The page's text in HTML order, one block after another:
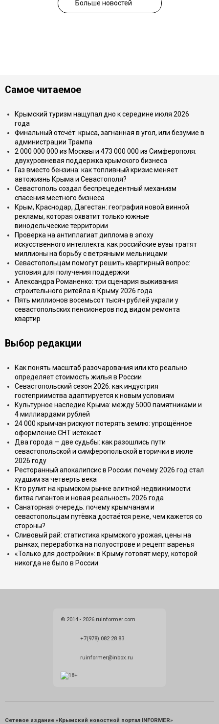
Больше новостей
Самое читаемое
Крымский туризм нащупал дно к середине июля 2026
года
Финальный отсчёт: крыса, загнанная в угол, или безумие в
администрации Трампа
2 000 000 000 из Москвы и 473 000 000 из Симферополя:
двухуровневая поддержка крымского бизнеса
Газ вместо бензина: как топливный кризис меняет
автожизнь Крыма и Севастополя?
Севастополь создал беспрецедентный механизм
спасения местного бизнеса
Крым, Краснодар, Дагестан: география новой винной
рекламы, которая охватит только южные
винодельческие территории
Проверка на антиплагиат диплома в эпоху
искусственного интеллекта: как российские вузы тратят
миллионы на борьбу с ветряными мельницами
Севастопольцам помогут решить квартирный вопрос:
условия для получения поддержки
Александра Романенко: три сценария выживания
строительного ритейла в Крыму 2026 года
Пять миллионов восемьсот тысяч рублей украли у
севастопольских пенсионеров под видом ремонта
квартир
Выбор редакции
Как понять масштаб разочарования или кто реально
определяет стоимость жилья в России
Севастопольский сезон 2026: как индустрия
гостеприимства адаптируется к новым условиям
Культурное наследие Крыма: между 5000 памятниками и
4 миллиардами рублей
24 000 крымчан рискуют потерять землю: упрощённое
оформление СНТ истекает
Два города — две судьбы: как разошлись пути
севастопольской и симферопольской вторички в июле
2026 году
Ресторанный апокалипсис в России: почему 2026 год стал
худшим за четверть века
Кто рулит на крымском рынке элитной недвижимости:
битва гигантов и новая реальность 2026 года
Санаторная очередь: почему крымчанам и
севастопольцам путёвка достаётся реже, чем кажется со
стороны?
Сливовый рай: статистика крымского урожая, цены на
рынках, переработка на полуострове и рецепт варенья
«Только для достройки»: в Крыму готовят меру, которой
никогда не было в России
© 2014 - 2026 ruinformer.com
+7(978) 082 28 83
ruinformer@inbox.ru
Сетевое издание «Крымский новостной портал INFORMER»